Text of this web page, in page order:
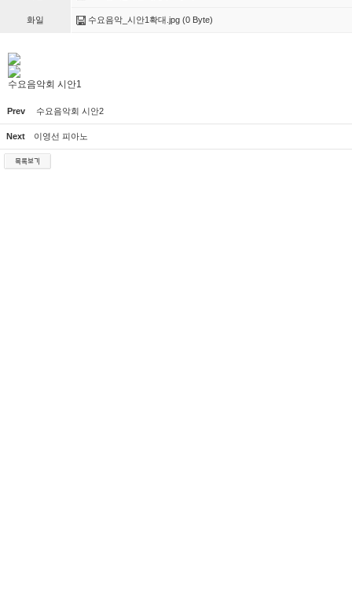
화일 수요음악_시안1확대.jpg (0 Byte)
수요음악회 시안1
Prev 수요음악회 시안2
Next 이영선 피아노